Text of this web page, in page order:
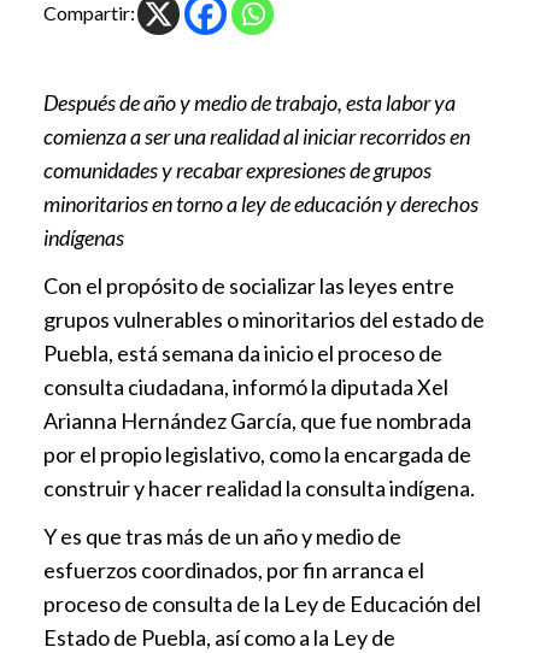
Compartir:
Después de año y medio de trabajo, esta labor ya
comienza a ser una realidad al iniciar recorridos en
comunidades y recabar expresiones de grupos
minoritarios en torno a ley de educación y derechos
indígenas
Con el propósito de socializar las leyes entre
grupos vulnerables o minoritarios del estado de
Puebla, está semana da inicio el proceso de
consulta ciudadana, informó la diputada Xel
Arianna Hernández García, que fue nombrada
por el propio legislativo, como la encargada de
construir y hacer realidad la consulta indígena.
Y es que tras más de un año y medio de
esfuerzos coordinados, por fin arranca el
proceso de consulta de la Ley de Educación del
Estado de Puebla, así como a la Ley de